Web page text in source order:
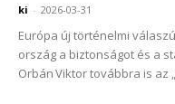
ki - 2026-03-31
Európa új történelmi
ország a biztonságot és a
Orbán Viktor továbbra is az